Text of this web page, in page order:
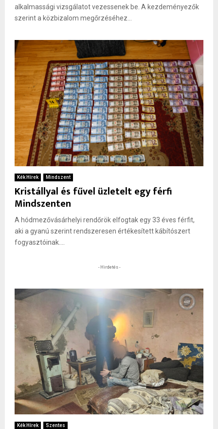
alkalmassági vizsgálatot vezessenek be. A kezdeményezők
szerint a közbizalom megőrzéséhez...
Kék Hírek Mindszent
Kristállyal és fűvel üzletelt egy férfi
Mindszenten
A hódmezővásárhelyi rendőrök elfogtak egy 33 éves férfit,
aki a gyanú szerint rendszeresen értékesített kábítószert
fogyasztóinak....
- Hirdetés -
Kék Hírek Szentes